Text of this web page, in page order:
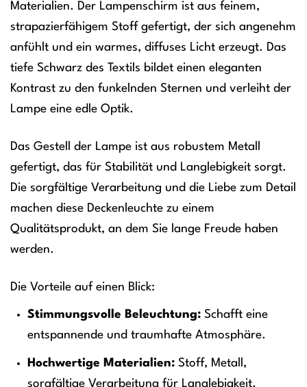
Materialien. Der Lampenschirm ist aus feinem,
strapazierfähigem Stoff gefertigt, der sich angenehm
anfühlt und ein warmes, diffuses Licht erzeugt. Das
tiefe Schwarz des Textils bildet einen eleganten
Kontrast zu den funkelnden Sternen und verleiht der
Lampe eine edle Optik.
Das Gestell der Lampe ist aus robustem Metall
gefertigt, das für Stabilität und Langlebigkeit sorgt.
Die sorgfältige Verarbeitung und die Liebe zum Detail
machen diese Deckenleuchte zu einem
Qualitätsprodukt, an dem Sie lange Freude haben
werden.
Die Vorteile auf einen Blick:
Stimmungsvolle Beleuchtung:Schafft eine
entspannende und traumhafte Atmosphäre.
Hochwertige Materialien:Stoff, Metall,
sorgfältige Verarbeitung für Langlebigkeit.